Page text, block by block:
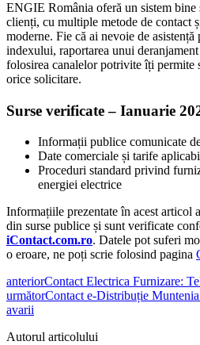
ENGIE România oferă un sistem bine
clienți, cu multiple metode de contact
moderne. Fie că ai nevoie de
indexului, raportarea unui
folosirea canalelor potrivite îți permite
orice solicitare.
Surse verificate – Ianuarie
Informații publice comunicate
Date comerciale și tarife
Proceduri standard privind
energiei electrice
Informațiile prezentate în acest articol
din surse publice și sunt verificate
iContact.com.ro. Datele pot suferi
o eroare, ne poți scrie folosind pagina
anteriorContact Electrica Furnizare:
următorContact e-Distribuție
avarii
Autorul articolului